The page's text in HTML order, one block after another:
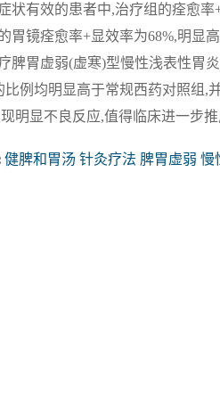
状有效的患者中,治疗组的痊愈率
胃镜痊愈率+显效率为68%,明显
脾胃虚弱(虚寒)型慢性浅表性胃
比例均明显高于常规西药对照组,
明显不良反应,值得临床进一步推
健脾和胃汤 针灸疗法 脾胃虚弱 慢